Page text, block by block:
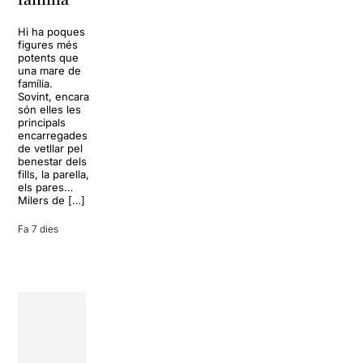
Hi ha poques
figures més
potents que
una mare de
família.
Sovint, encara
són elles les
principals
encarregades
de vetllar pel
benestar dels
fills, la parella,
els pares…
Milers de […]
Fa 7 dies